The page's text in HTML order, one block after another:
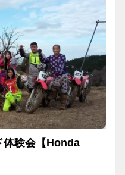
体験会【Honda